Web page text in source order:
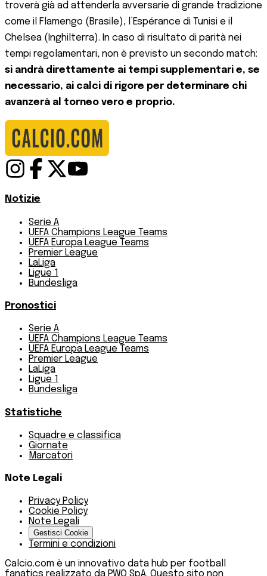
troverà già ad attenderla avversarie di grande tradizione
come il Flamengo (Brasile), l’Espérance di Tunisi e il
Chelsea (Inghilterra). In caso di risultato di parità nei
tempi regolamentari, non è previsto un secondo match:
si andrà direttamente ai tempi supplementari e, se
necessario, ai calci di rigore per determinare chi
avanzerà al torneo vero e proprio.
Notizie
Serie A
UEFA Champions League Teams
UEFA Europa League Teams
Premier League
LaLiga
Ligue 1
Bundesliga
Pronostici
Serie A
UEFA Champions League Teams
UEFA Europa League Teams
Premier League
LaLiga
Ligue 1
Bundesliga
Statistiche
Squadre e classifica
Giornate
Marcatori
Note Legali
Privacy Policy
Cookie Policy
Note Legali
Gestisci Cookie
Termini e condizioni
Calcio.com è un innovativo data hub per football